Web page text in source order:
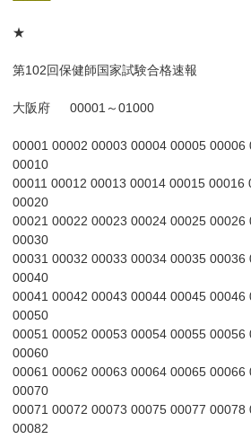
★
第102回保健師国家試験合格速報
大阪府 00001～01000
00001 00002 00003 00004 00005 00006
00010
00011 00012 00013 00014 00015 00016
00020
00021 00022 00023 00024 00025 00026
00030
00031 00032 00033 00034 00035 00036
00040
00041 00042 00043 00044 00045 00046
00050
00051 00052 00053 00054 00055 00056
00060
00061 00062 00063 00064 00065 00066
00070
00071 00072 00073 00075 00077 00078
00082